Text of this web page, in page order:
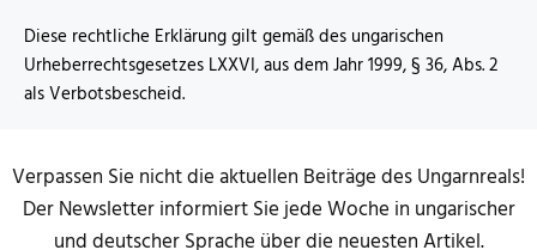
Diese rechtliche Erklärung gilt gemäß des ungarischen
Urheberrechtsgesetzes LXXVI, aus dem Jahr 1999, § 36, Abs. 2
als Verbotsbescheid.
Verpassen Sie nicht die aktuellen Beiträge des Ungarnreals!
Der Newsletter informiert Sie jede Woche in ungarischer
und deutscher Sprache über die neuesten Artikel.